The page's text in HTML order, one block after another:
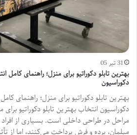
31 تیر 05
بهترین تابلو دکوراتیو برای منزل؛ راهنمای کامل
دکوراسیون
بهترین تابلو دکوراتیو برای منزل؛ راهنمای
دکوراسیون انتخاب بهترین تابلو دکوراتیو
مراحل در طراحی داخلی است. بسیاری از
مبلمان، پرده و فرش پرداخت می‌کنند، اما از